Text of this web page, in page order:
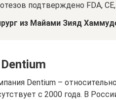
подтверждено FDA, CE,
из Майами Зияд
Dentium –
с 2000 года. В